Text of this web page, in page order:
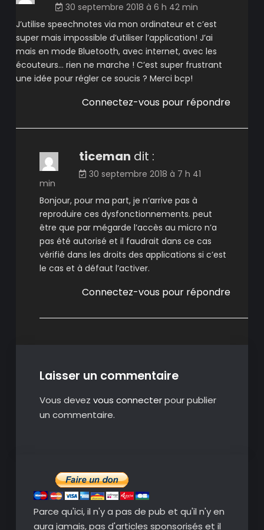
30 septembre 2018 à 6 h 42 min
J’utilise speechnotes via mon ordinateur et c’est
super mais impossible d’utiliser l’application! J’ai
mais en mode Bluetooth, avec internet, avec les
écouteurs… rien ne marche ! C’est super frustrant
une idée pour régler ce soucis ? Merci bcp!
Connectez-vous pour répondre
ticeman dit :
30 septembre 2018 à 7 h 41
min
Bonjour, pour ma part, je n’arrive pas à
reproduire ces dysfonctionnements. peut
être que par mégarde l’accès au micro n’a
pas été autorisé et il faudrait dans ce cas
vérifié dans les droits des applications si c’est
le cas et à défaut l’activer.
Connectez-vous pour répondre
Laisser un commentaire
Vous devez vous connecterpour publier
un commentaire.
Parce qu'ici, il n'y a pas de pub et qu'il n'y en
aura jamais, pas d'articles sponsorisés et il